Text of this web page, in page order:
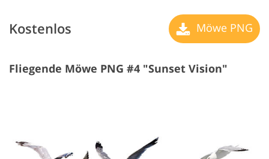
Kostenlos Möwe PNG
Fliegende Möwe PNG #4 "Sunset Vision"